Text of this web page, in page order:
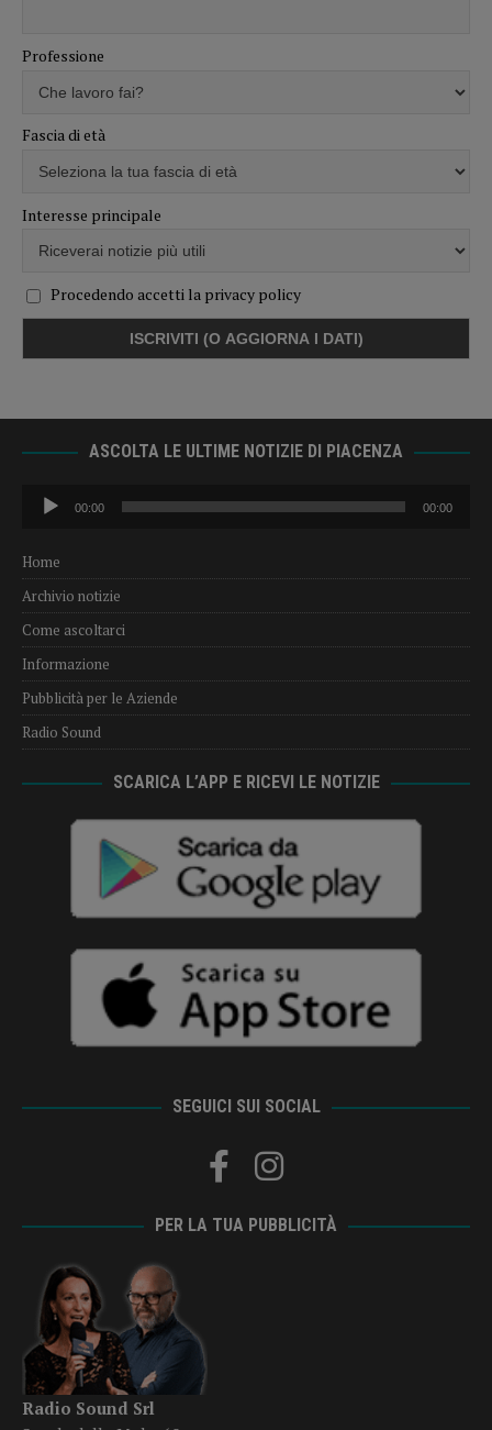
Professione
Fascia di età
Interesse principale
Procedendo accetti la privacy policy
ASCOLTA LE ULTIME NOTIZIE DI PIACENZA
Audio
Player
00:00 00:00
Home
Archivio notizie
Come ascoltarci
Informazione
Pubblicità per le Aziende
Radio Sound
SCARICA L’APP E RICEVI LE NOTIZIE
SEGUICI SUI SOCIAL
PER LA TUA PUBBLICITÀ
Radio Sound Srl